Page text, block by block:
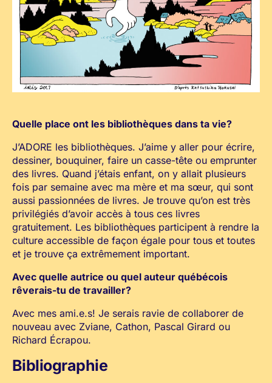
Quelle place ont les bibliothèques dans ta vie?
J’ADORE les bibliothèques. J’aime y aller pour écrire,
dessiner, bouquiner, faire un casse-tête ou emprunter
des livres. Quand j’étais enfant, on y allait plusieurs
fois par semaine avec ma mère et ma sœur, qui sont
aussi passionnées de livres. Je trouve qu’on est très
privilégiés d’avoir accès à tous ces livres
gratuitement. Les bibliothèques participent à rendre la
culture accessible de façon égale pour tous et toutes
et je trouve ça extrêmement important.
Avec quelle autrice ou quel auteur québécois
rêverais-tu de travailler?
Avec mes ami.e.s! Je serais ravie de collaborer de
nouveau avec Zviane, Cathon, Pascal Girard ou
Richard Écrapou.
Bibliographie